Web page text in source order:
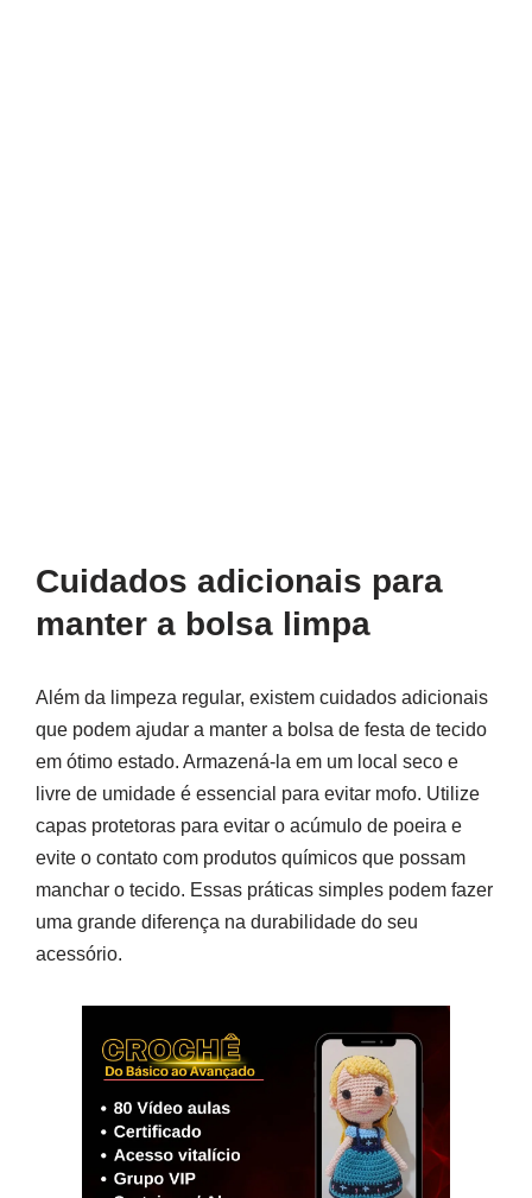
Cuidados adicionais para
manter a bolsa limpa
Além da limpeza regular, existem cuidados adicionais
que podem ajudar a manter a bolsa de festa de tecido
em ótimo estado. Armazená-la em um local seco e
livre de umidade é essencial para evitar mofo. Utilize
capas protetoras para evitar o acúmulo de poeira e
evite o contato com produtos químicos que possam
manchar o tecido. Essas práticas simples podem fazer
uma grande diferença na durabilidade do seu
acessório.